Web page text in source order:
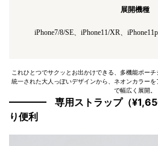
展開機種
iPhone7/8/SE、iPhone11/XR、
これひとつでサクッとお出かけできる、多機能ポー
統一された大人っぽいデザインから、ネオンカラー
で幅広く展開。
専用ストラップ（
り便利